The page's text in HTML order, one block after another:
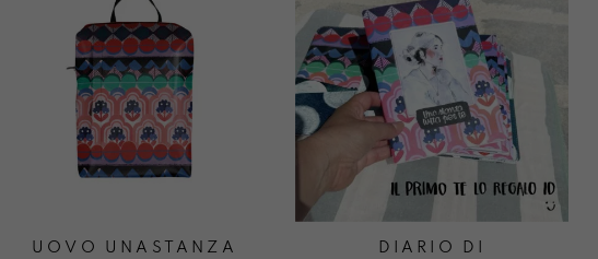
UOVO UNASTANZA
DIARIO DI